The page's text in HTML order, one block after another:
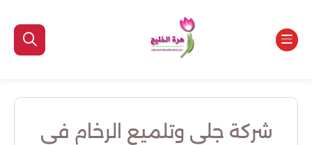
شركة جلي وتلميع الرخام في